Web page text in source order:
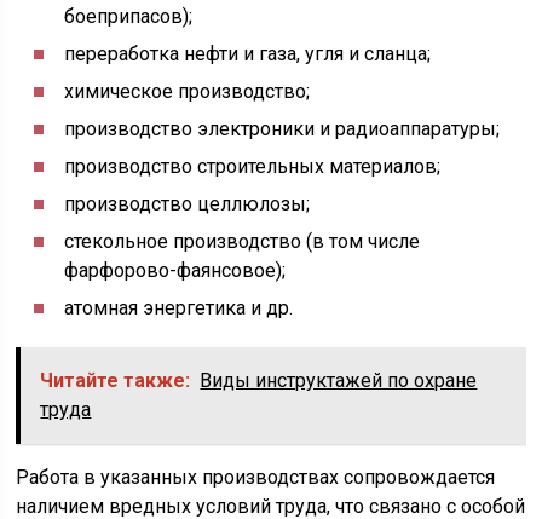
боеприпасов);
переработка нефти и газа, угля и сланца;
химическое производство;
производство электроники и радиоаппаратуры;
производство строительных материалов;
производство целлюлозы;
стекольное производство (в том числе
фарфорово-фаянсовое);
атомная энергетика и др.
Читайте также: Виды инструктажей по охране
труда
Работа в указанных производствах сопровождается
наличием вредных условий труда, что связано с особой